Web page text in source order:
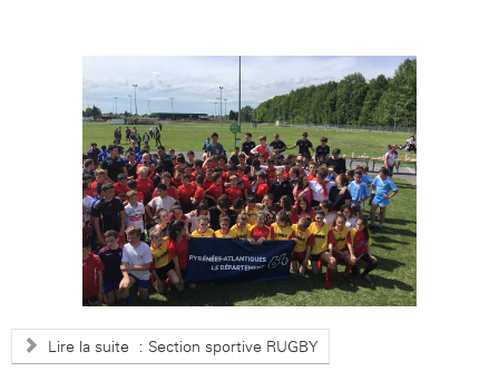
Lire la suite : Section sportive RUGBY